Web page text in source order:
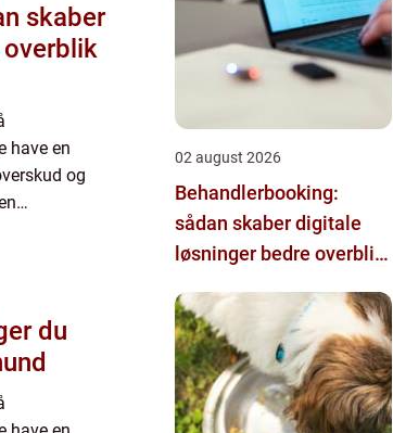
skaber
have en
og
du
02 august 2026
Behandlerbooking:
sådan skaber digitale
løsninger bedre overblik